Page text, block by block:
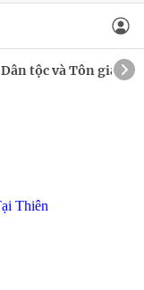
Dân tộc và Tôn giáo